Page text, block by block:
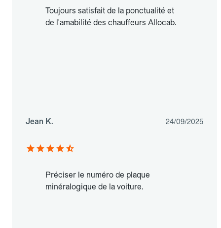
Toujours satisfait de la ponctualité et
de l'amabilité des chauffeurs Allocab.
Jean K. 24/09/2025
Préciser le numéro de plaque
minéralogique de la voiture.